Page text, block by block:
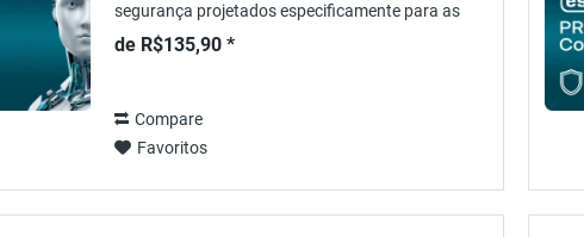
segurança projetados especificamente para as
necessidades das organizações modernas. Com
uma combinação de...
de R$135,90 *
Compare
Favoritos